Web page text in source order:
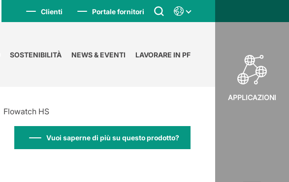
Clienti Portale fornitori
SOSTENIBILITÀ NEWS & EVENTI LAVORARE IN PF
APPLICAZIONI
Flowatch HS
Vuoi saperne di più su questo prodotto?